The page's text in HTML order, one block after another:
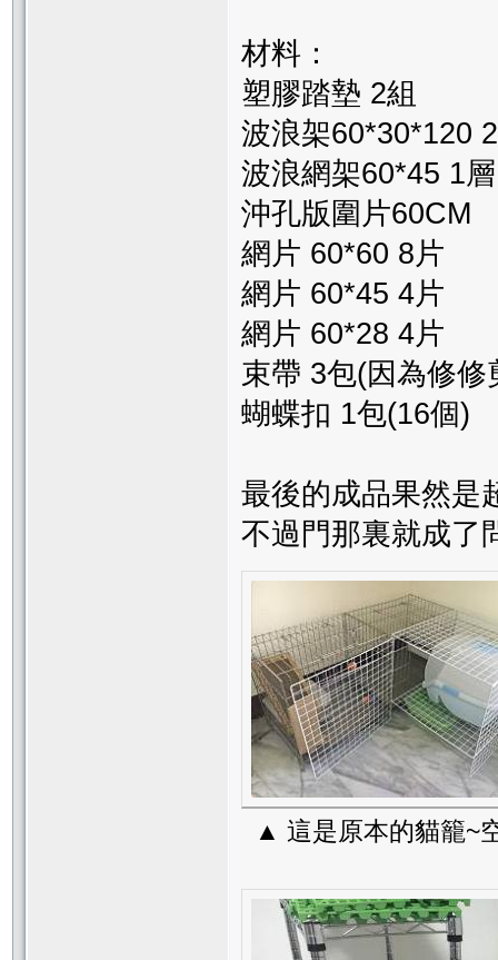
材料：
塑膠踏墊 2組
波浪架60*30*120
波浪網架60*45 1層
沖孔版圍片60CM
網片 60*60 8片
網片 60*45 4片
網片 60*28 4片
束帶 3包(因為修
蝴蝶扣 1包(16個)
最後的成品果然是
不過門那裏就成了
▲ 這是原本的貓籠~